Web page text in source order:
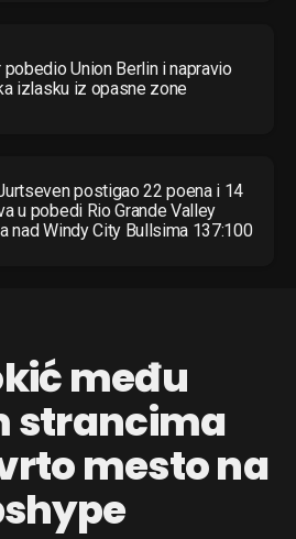
pobedio Union Berlin i napravio
izlasku iz opasne zone
postigao 22 poena i 14
u pobedi Rio Grande Valley
nad Windy City Bullsima 137:100
među
strancima
mesto na